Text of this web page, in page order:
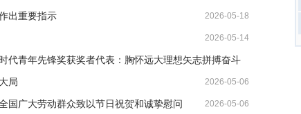
出重要指示 2026-05-18
2026-05-14
代青年先锋奖获奖者代表：胸怀远大理想矢志拼搏奋斗
局
2026-05-06
国广大劳动群众致以节日祝贺和诚挚慰问 2026-05-06